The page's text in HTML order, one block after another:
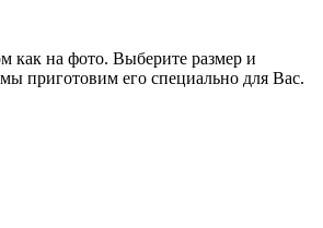
как на фото. Выберите размер и
приготовим его специально для Вас.